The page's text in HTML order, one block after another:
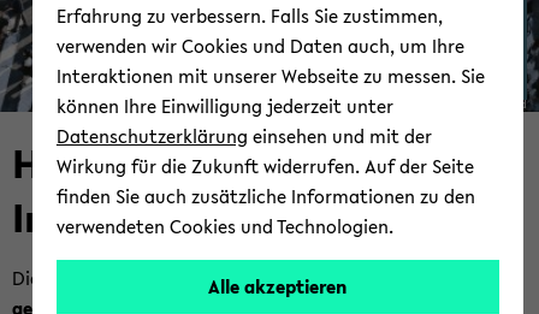
© Uni­ver­si­tät Bie­le­feld
Human-​Centered Ar­ti­fi­cial
In­tel­li­gence
Die For­schungs­grup­pe
Human-​Centered Ar­ti­fi­cial In­tel­li­
gence, unter Lei­tung vonProf. Dr. Hanna Dri­mal­la, wid­met
Erfahrung zu verbessern. Falls Sie zustimmen,
verwenden wir Cookies und Daten auch, um Ihre
Interaktionen mit unserer Webseite zu messen. Sie
können Ihre Einwilligung jederzeit unter
Datenschutzerklärung einsehen und mit der
Wirkung für die Zukunft widerrufen. Auf der Seite
finden Sie auch zusätzliche Informationen zu den
verwendeten Cookies und Technologien.
Alle akzeptieren